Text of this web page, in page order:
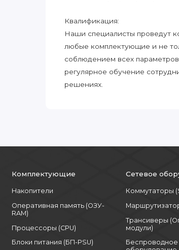
Квалификация:
Наши специалисты проведут
любые комплектующие и не
соблюдением всех
регулярное обучение
решениях.
Комплектующие
Накопители
Оперативная память (ОЗУ-
RAM)
Процессоры (CPU)
Блоки питания (БП-PSU)
Сетевое
Коммутаторы
Трансиверы
модули)
Беспроводное